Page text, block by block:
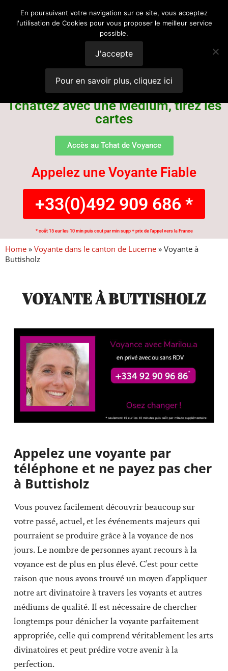
Voyance
Suisse
Tchattez avec une Médium, tirez les
cartes
Accès au Tchat de Voyance
Appelez une Voyante Fiable
+33(0)492 909 686 *
* coût 15 eur les 10 min puis cout par min supp + prix de l'appel vers la France
Home » Voyante dans le canton de Lucerne » Voyante à
Buttisholz
VOYANTE À BUTTISHOLZ
Appelez une voyante par
téléphone et ne payez pas cher
à Buttisholz
Vous pouvez facilement découvrir beaucoup sur
votre passé, actuel, et les événements majeurs qui
pourraient se produire grâce à la voyance de nos
jours. Le nombre de personnes ayant recours à la
voyance est de plus en plus élevé. C’est pour cette
raison que nous avons trouvé un moyen d’appliquer
notre art divinatoire à travers les voyants et autres
médiums de qualité. Il est nécessaire de chercher
longtemps pour dénicher la voyante parfaitement
appropriée, celle qui comprend véritablement les arts
divinatoires et peut prédire votre avenir à la
perfection.
En poursuivant votre navigation sur ce site, vous acceptez
l'utilisation de Cookies pour vous proposer le meilleur service
possible.
J'accepte
Pour en savoir plus, cliquez ici